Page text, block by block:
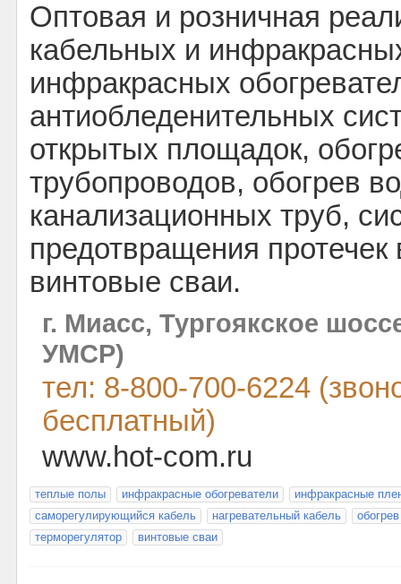
Оптовая и розничная
кабельных и
инфракрасных
антиобледенительных
открытых площадок,
трубопроводов, обогрев
канализационных труб,
предотвращения
винтовые сваи.
г. Миасс, Тургоякское
УМСР)
тел: 8-800-700-6224
бесплатный)
www.hot-com.ru
теплые полы инфракрасные обогреватели
инфракрасные
саморегулирующийся кабель
нагревательный кабель
терморегулятор
винтовые сваи